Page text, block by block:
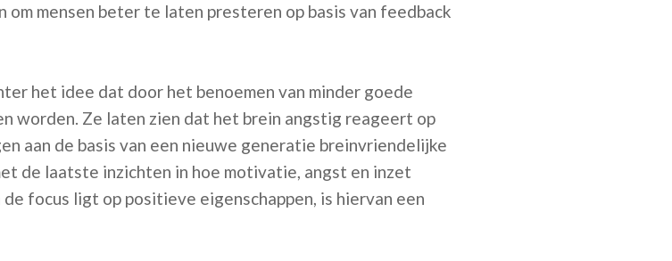
mensen beter te laten presteren op basis van feedback
het idee dat door het benoemen van minder goede
worden. Ze laten zien dat het brein angstig reageert op
aan de basis van een nieuwe generatie breinvriendelijke
de laatste inzichten in hoe motivatie, angst en inzet
de focus ligt op positieve eigenschappen, is hiervan een